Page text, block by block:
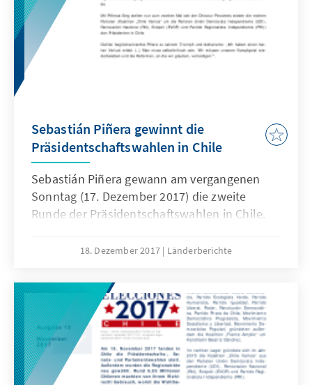
Sebastián Piñera gewinnt die
Präsidentschaftswahlen in Chile
Sebastián Piñera gewann am vergangenen
Sonntag (17. Dezember 2017) die zweite
Runde der Präsidentschaftswahlen in Chile.
18. Dezember 2017 Länderberichte